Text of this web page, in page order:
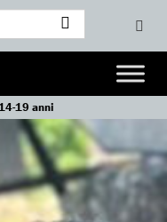
19 anni